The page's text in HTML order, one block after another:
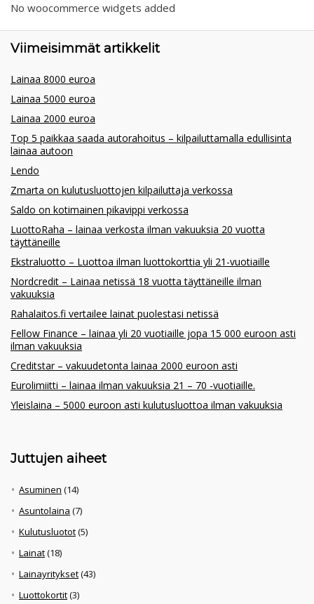
No woocommerce widgets added
Viimeisimmät artikkelit
Lainaa 8000 euroa
Lainaa 5000 euroa
Lainaa 2000 euroa
Top 5 paikkaa saada autorahoitus – kilpailuttamalla edullisinta
lainaa autoon
Lendo
Zmarta on kulutusluottojen kilpailuttaja verkossa
Saldo on kotimainen pikavippi verkossa
LuottoRaha – lainaa verkosta ilman vakuuksia 20 vuotta
täyttäneille
Ekstraluotto – Luottoa ilman luottokorttia yli 21-vuotiaille
Nordcredit – Lainaa netissä 18 vuotta täyttäneille ilman
vakuuksia
Rahalaitos.fi vertailee lainat puolestasi netissä
Fellow Finance – lainaa yli 20 vuotiaille jopa 15 000 euroon asti
ilman vakuuksia
Creditstar – vakuudetonta lainaa 2000 euroon asti
Eurolimiitti – lainaa ilman vakuuksia 21 – 70 -vuotiaille.
Yleislaina – 5000 euroon asti kulutusluottoa ilman vakuuksia
Juttujen aiheet
Asuminen (14)
Asuntolaina (7)
Kulutusluotot(5)
Lainat(18)
Lainayritykset(43)
Luottokortit(3)